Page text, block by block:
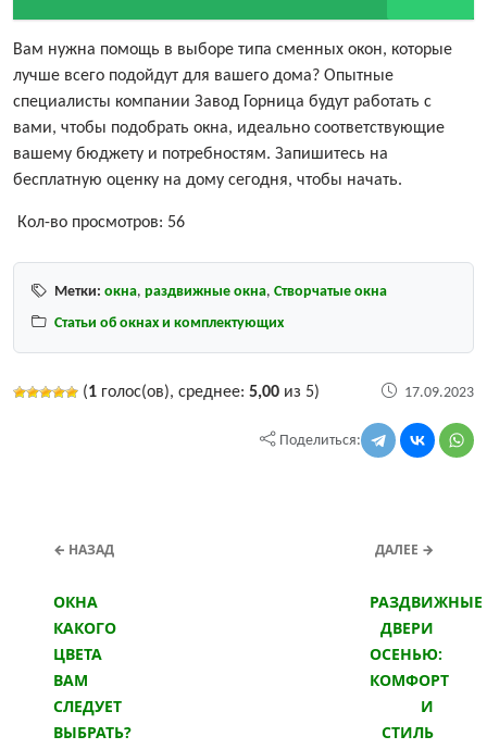
Вам нужна помощь в выборе типа сменных окон, которые
лучше всего подойдут для вашего дома? Опытные
специалисты компании Завод Горница будут работать с
вами, чтобы подобрать окна, идеально соответствующие
вашему бюджету и потребностям. Запишитесь на
бесплатную оценку на дому сегодня, чтобы начать.
Кол-во просмотров: 56
Метки: окна, раздвижные окна, Створчатые окна
Статьи об окнах и комплектующих
(1 голос(ов), среднее: 5,00 из 5) 17.09.2023
Поделиться:
← НАЗАД
ОКНА
КАКОГО
ЦВЕТА
ВАМ
СЛЕДУЕТ
ВЫБРАТЬ?
ДАЛЕЕ →
РАЗДВИЖНЫЕ
ДВЕРИ
ОСЕНЬЮ:
КОМФОРТ
И
СТИЛЬ